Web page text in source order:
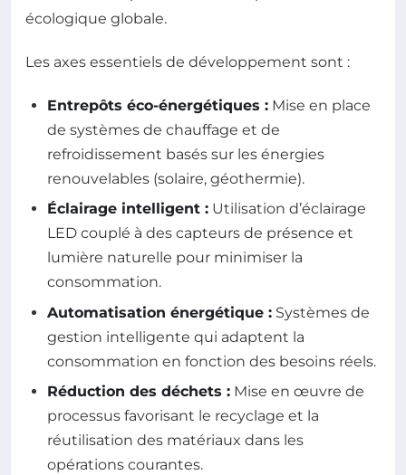
écologique globale.
Les axes essentiels de développement sont :
Entrepôts éco-énergétiques : Mise en place
de systèmes de chauffage et de
refroidissement basés sur les énergies
renouvelables (solaire, géothermie).
Éclairage intelligent : Utilisation d’éclairage
LED couplé à des capteurs de présence et
lumière naturelle pour minimiser la
consommation.
Automatisation énergétique : Systèmes de
gestion intelligente qui adaptent la
consommation en fonction des besoins réels.
Réduction des déchets : Mise en œuvre de
processus favorisant le recyclage et la
réutilisation des matériaux dans les
opérations courantes.